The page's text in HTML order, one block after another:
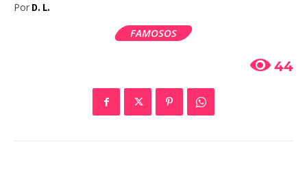
Por D. L.
FAMOSOS
44